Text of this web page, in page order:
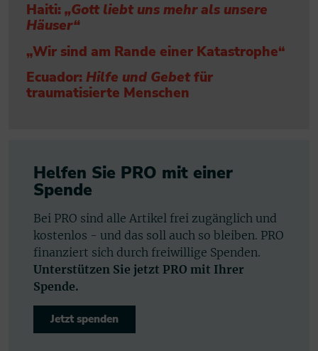
Haiti: „Gott liebt uns mehr als unsere
Häuser“
„Wir sind am Rande einer Katastrophe“
Ecuador: Hilfe und Gebetfür
traumatisierte Menschen
Helfen Sie PRO mit einer
Spende
Bei PRO sind alle Artikel frei zugänglich und
kostenlos - und das soll auch so bleiben. PRO
finanziert sich durch freiwillige Spenden.
Unterstützen Sie jetzt PRO mit Ihrer
Spende.
Jetzt spenden